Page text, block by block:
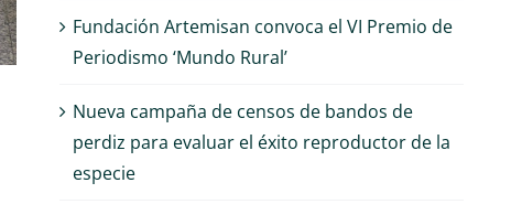
Fundación Artemisan convoca el VI Premio de
Periodismo ‘Mundo Rural’
Nueva campaña de censos de bandos de
perdiz para evaluar el éxito reproductor de la
especie